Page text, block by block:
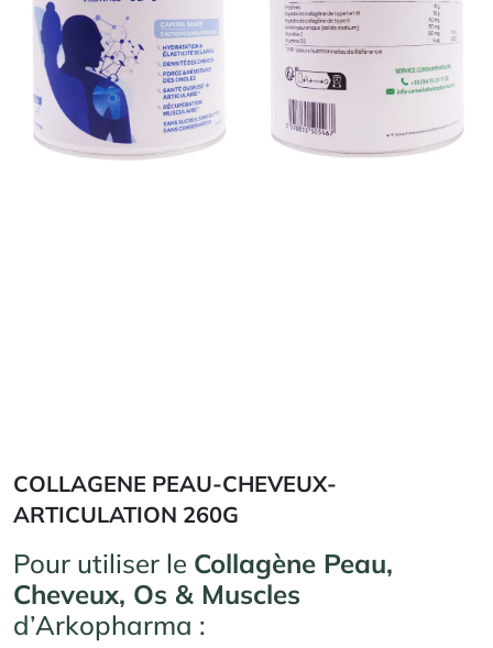
COLLAGENE PEAU-CHEVEUX-
ARTICULATION 260G
Pour utiliser le Collagène Peau,
Cheveux, Os & Muscles
d’Arkopharma :